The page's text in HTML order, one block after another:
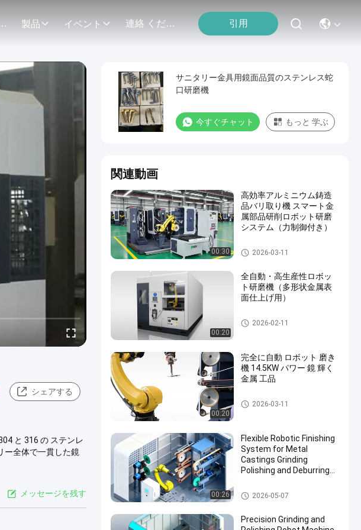
ち に つい て 製品 イベント 連絡 ください 引用
シェアする
と 316 の ステンレ
ー全体で一貫した鏡
メッセージを残す
サニタリー金具用鏡面品質のステンレス蛇
口研磨機
今すぐチャット もっと 学ぶ
関連動画
00:30
高効率アルミニウム鋳造
品バリ取り機 スマート金
属部品研削ロボット研磨
システム（力制御付き）
自動粉砕の磨く機械
2026-03-11
00:20
全自動・高生産性ロボッ
ト研磨機（多形状金属表
面仕上げ用）
CNCの磨く機械
2026-02-11
00:20
完全に自動 ロボット 磨き
機 14.5KW パワー 鏡 輝く
金属 工品
ロボット デブーリング 磨き 磨
き 機械
2026-03-11
00:26
Flexible Robotic Finishing
System for Metal
Castings Grinding
Polishing and Deburring
磨きや磨き機
2026-05-07
Precision Grinding and